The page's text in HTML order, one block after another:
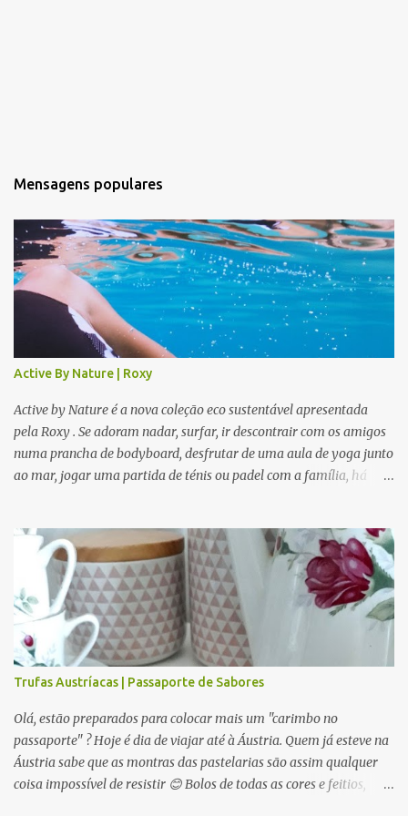
Mensagens populares
Active By Nature | Roxy
Active by Nature é a nova coleção eco sustentável apresentada
pela Roxy . Se adoram nadar, surfar, ir descontrair com os amigos
numa prancha de bodyboard, desfrutar de uma aula de yoga junto
ao mar, jogar uma partida de ténis ou padel com a família, há
bela caminha em boa companhia, ou mesmo estarem sozinhos no
meio da Natureza numa calma meditação, esta coleção também é
perfeita. Para tempo quente ou frio, e com várias camadas aptas
para vários locais da nossa Mãe Terra, seja debaixo de água ou no
topo de uma Montanha cheia de neve, ajustáveis ao corpo e aos
nossos movimentos, criada com os melhores materiais para cada
versão nossa, como a própria marca revela : "leve e flexível".
Ecológica, bonita, confortável e idealizada para prolongar a união
entre Humanos e Natureza. Seja para uma saída com mais ou
menos roupa, um casaquinho, ou um bonito acessório, serm...
Trufas Austríacas | Passaporte de Sabores
Olá, estão preparados para colocar mais um "carimbo no
passaporte" ? Hoje é dia de viajar até à Áustria. Quem já esteve na
Áustria sabe que as montras das pastelarias são assim qualquer
coisa impossível de resistir 😊 Bolos de todas as cores e feitios,